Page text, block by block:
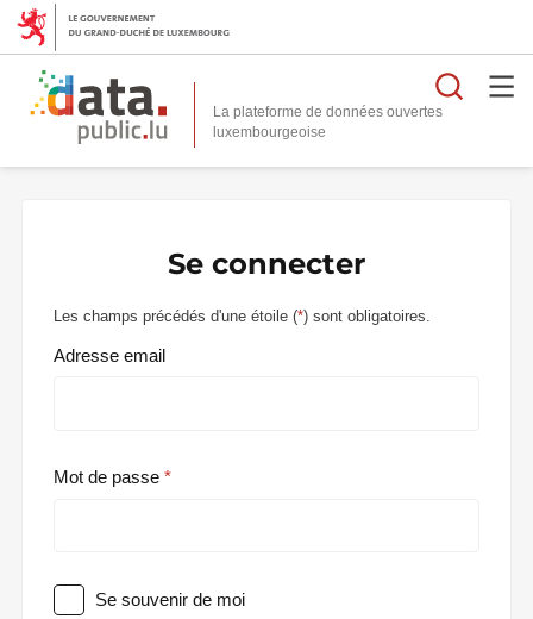
La plateforme de données ouvertes
Se connecter
Les champs précédés d'une étoile (*) sont obligatoires.
Adresse email
Mot de passe
Se souvenir de moi